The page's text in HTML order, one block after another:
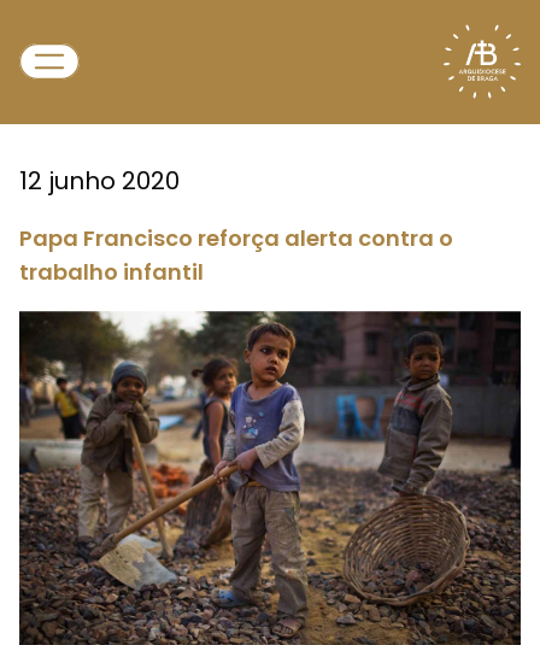
12 junho 2020
Papa Francisco reforça alerta contra o
trabalho infantil